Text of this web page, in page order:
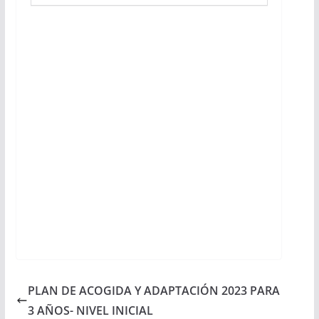
PLAN DE ACOGIDA Y ADAPTACIÓN 2023 PARA
3 AÑOS- NIVEL INICIAL